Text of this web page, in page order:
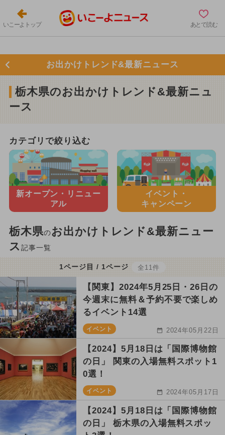
いこーよトップ あとで読む
お出かけトレンド&最新ニュース
栃木県のお出かけトレンド&最新ニュ
ース
カテゴリで絞り込む
新オープン・ リニュー
アル
イベント・
キャンペーン
栃木県のお出かけトレンド&最新ニュー
ス 記事一覧
1ページ目 / 1ページ 全11件
【関東】2024年5月25日・26日の
今週末に無料＆予約不要で楽しめ
るイベント14選
イベント 2024年05月22日
【2024】5月18日は「国際博物館
の日」 関東の入場無料スポット1
0選！
イベント 2024年05月17日
【2024】5月18日は「国際博物館
の日」 栃木県の入場無料スポッ